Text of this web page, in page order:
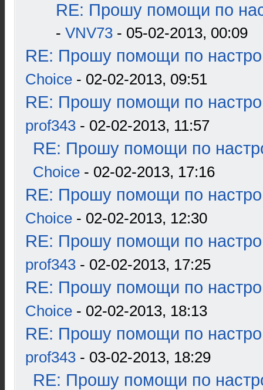
RE: Прошу помощи по
- VNV73 - 05-02-2013, 00:09
RE: Прошу помощи по
Choice - 02-02-2013, 09:51
RE: Прошу помощи по
prof343 - 02-02-2013, 11:57
RE: Прошу помощи по
Choice - 02-02-2013, 17:16
RE: Прошу помощи по
Choice - 02-02-2013, 12:30
RE: Прошу помощи по
prof343 - 02-02-2013, 17:25
RE: Прошу помощи по
Choice - 02-02-2013, 18:13
RE: Прошу помощи по
prof343 - 03-02-2013, 18:29
RE: Прошу помощи по